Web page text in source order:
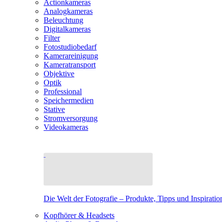
Actionkameras
Analogkameras
Beleuchtung
Digitalkameras
Filter
Fotostudiobedarf
Kamerareinigung
Kameratransport
Objektive
Optik
Professional
Speichermedien
Stative
Stromversorgung
Videokameras
Die Welt der Fotografie – Produkte, Tipps und
Kopfhörer & Headsets